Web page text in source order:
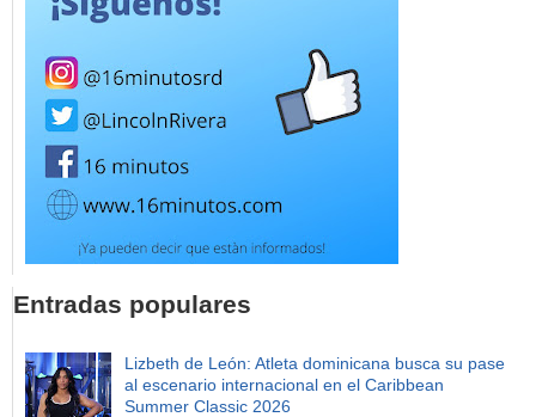
Entradas populares
Lizbeth de León: Atleta dominicana busca su pase
al escenario internacional en el Caribbean
Summer Classic 2026